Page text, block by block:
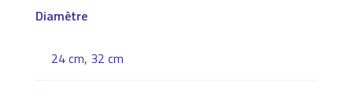
Diamètre
24 cm, 32 cm